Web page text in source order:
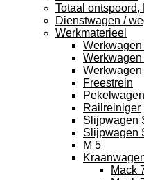
Totaal
Dienstwagen /
Werkmaterieel
Werkwagen
Werkwagen
Werkwagen
Freestrein
Railreiniger
Slijpwagen
Slijpwagen
M 5
Mack